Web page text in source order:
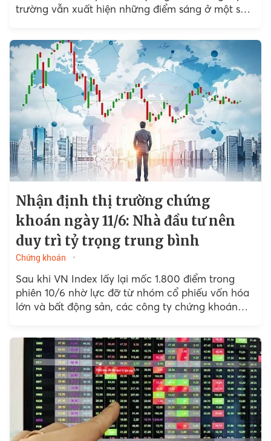
trường vẫn xuất hiện những điểm sáng ở một số
Nhận định thị trường chứng
khoán ngày 11/6: Nhà đầu tư nên
duy trì tỷ trọng trung bình
Chứng khoán
Sau khi VN Index lấy lại mốc 1.800 điểm trong
phiên 10/6 nhờ lực đỡ từ nhóm cổ phiếu vốn hóa
lớn và bất động sản, các công ty chứng khoán